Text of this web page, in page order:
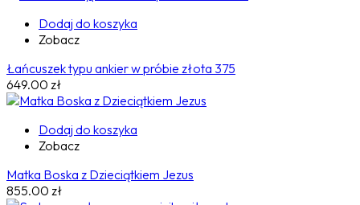
Dodaj do koszyka
Zobacz
Łańcuszek typu ankier w próbie złota 375
649.00 zł
Dodaj do koszyka
Zobacz
Matka Boska z Dzieciątkiem Jezus
855.00 zł